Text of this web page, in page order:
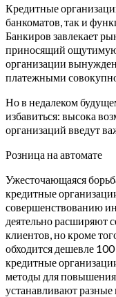
Кредитные
банкоматов, так и
Банкиров завлекает
приносящий
организации
платежными
Но в недалеком
избавиться: высока
организаций введут
Розница на автомате
Ужесточающаяся
кредитные
совершенствованию
деятельно расширяют
клиентов, но кроме
обходится дешевле
кредитные
методы для
устанавливают